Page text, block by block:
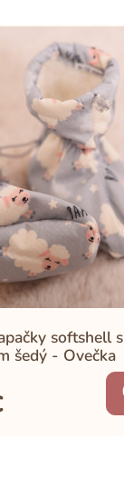
softshell s
šedý - Ovečka